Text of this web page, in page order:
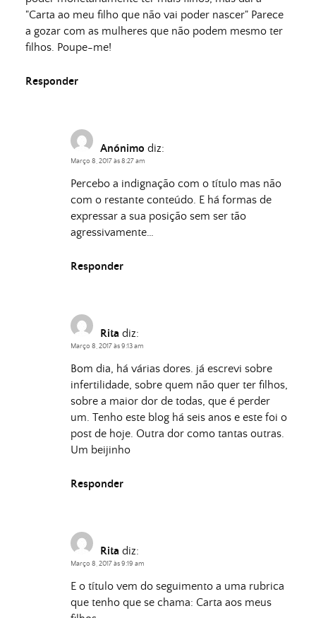
"Carta ao meu filho que não vai poder nascer" Parece
a gozar com as mulheres que não podem mesmo ter
filhos. Poupe-me!
Responder
Anónimo diz:
Março 8, 2017 às 8:27 am
Percebo a indignação com o título mas não
com o restante conteúdo. E há formas de
expressar a sua posição sem ser tão
agressivamente…
Responder
Rita diz:
Março 8, 2017 às 9:13 am
Bom dia, há várias dores. já escrevi sobre
infertilidade, sobre quem não quer ter filhos,
sobre a maior dor de todas, que é perder
um. Tenho este blog há seis anos e este foi o
post de hoje. Outra dor como tantas outras.
Um beijinho
Responder
Rita diz:
Março 8, 2017 às 9:19 am
E o título vem do seguimento a uma rubrica
que tenho que se chama: Carta aos meus